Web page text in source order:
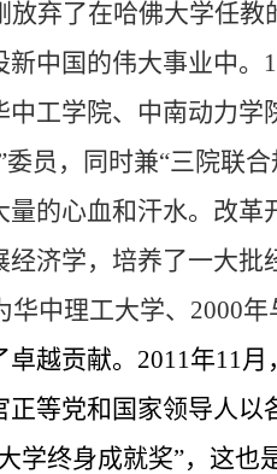
放弃了在哈佛大学任
中国的伟大事业中。
中工学院、中南动力学
员，同时兼“三院联
的心血和汗水。改
济学，培养了一大批
华中理工大学、 2000年
越贡献。 2011年11月
等党和国家领导人
学终身成就奖”，这也